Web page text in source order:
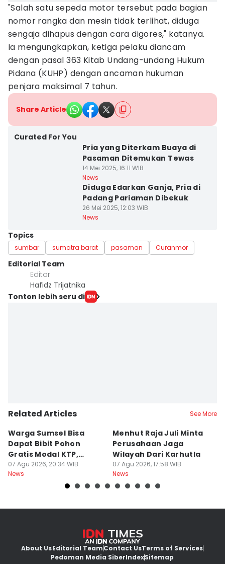
"Salah satu sepeda motor tersebut pada bagian
nomor rangka dan mesin tidak terlihat, diduga
sengaja dihapus dengan cara digores," katanya.
Ia mengungkapkan, ketiga pelaku diancam
dengan pasal 363 Kitab Undang-undang Hukum
Pidana (KUHP) dengan ancaman hukuman
penjara maksimal 7 tahun.
Share Article
Curated For You
Pria yang Diterkam Buaya di
Pasaman Ditemukan Tewas
14 Mei 2025, 16:11 WIB
News
Diduga Edarkan Ganja, Pria di
Padang Pariaman Dibekuk
26 Mei 2025, 12:03 WIB
News
Topics
sumbar sumatra barat pasaman Curanmor
Editorial Team
Editor
Hafidz Trijatnika
Tonton lebih seru di
Related Articles See More
Warga Sumsel Bisa
Dapat Bibit Pohon
Gratis Modal KTP,
Menhut Beberkan
Caranya
07 Agu 2026, 20:34 WIB
News
Menhut Raja Juli Minta
Perusahaan Jaga
Wilayah Dari Karhutla
07 Agu 2026, 17:58 WIB
News
About UsEditorial TeamContact UsTerms of Services
Pedoman Media SiberIndexSitemap